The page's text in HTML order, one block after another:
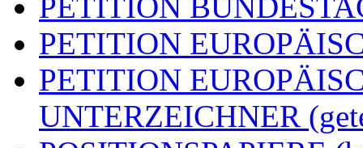
PETITION
PETITION
UNTERZEICHNER